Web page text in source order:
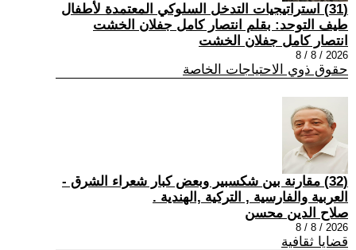
(31) استراتيجيات التدخل السلوكي المعتمدة لأطفال
طيف التوحد: بقلم انتصار كامل جفلان الخشت
انتصار كامل جفلان الخشت
2026 / 8 / 8
حقوق ذوي الاحتياجات الخاصة
(32) مقارنة بين شكسبير وبعض كبار شعراء الشرق -
العربية والفارسية , التركية ,الهندية .
صلاح الدين محسن
2026 / 8 / 8
قضايا ثقافية